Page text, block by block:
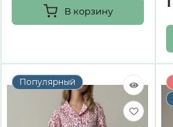
В корзину
Популярный